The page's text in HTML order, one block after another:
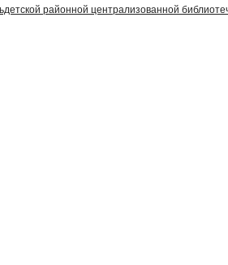
районной централизованной